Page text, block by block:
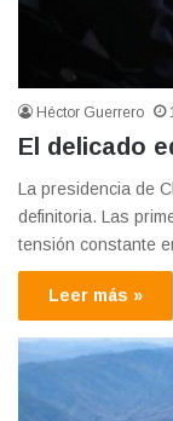
Héctor Guerrero
El delicado
La presidencia de
definitoria. Las
tensión constante
Leer más »